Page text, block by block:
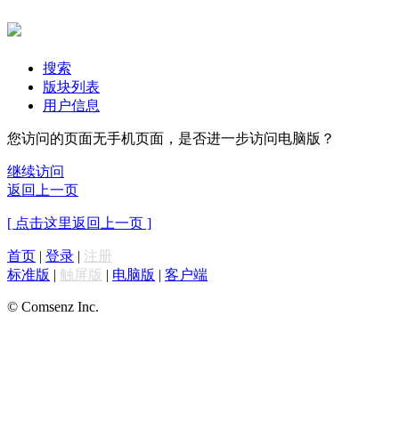
搜索
版块列表
用户信息
您访问的页面无手机页面，是否进一步访问电脑版？
继续访问
返回上一页
[ 点击这里返回上一页 ]
首页 | 登录 | 注册
标准版 | 触屏版 | 电脑版 | 客户端
© Comsenz Inc.